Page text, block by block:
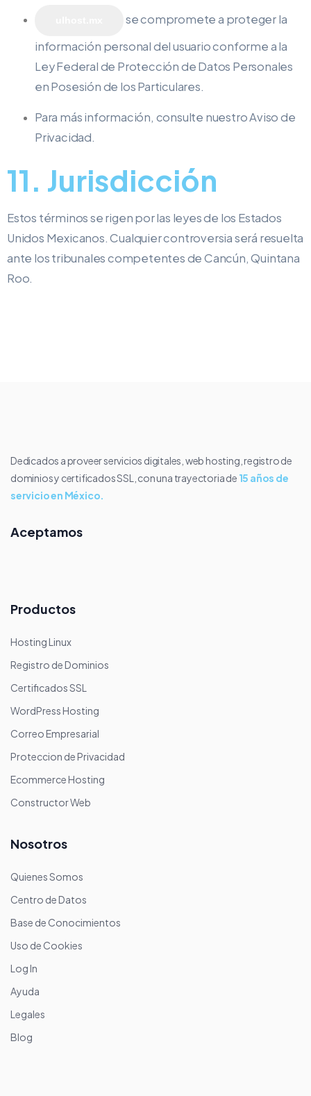
se compromete a proteger la
información personal del usuario conforme a la
Ley Federal de Protección de Datos Personales
en Posesión de los Particulares.
Para más información, consulte nuestro Aviso de
Privacidad.
11. Jurisdicción
Estos términos se rigen por las leyes de los Estados
Unidos Mexicanos. Cualquier controversia será resuelta
ante los tribunales competentes de Cancún, Quintana
Roo.
Dedicados a proveer servicios digitales, web hosting, registro de
dominios y certificados SSL, con una trayectoria de 15 años de
servicio en México.
Aceptamos
Productos
Hosting Linux
Registro de Dominios
Certificados SSL
WordPress Hosting
Correo Empresarial
Proteccion de Privacidad
Ecommerce Hosting
Constructor Web
Nosotros
Quienes Somos
Centro de Datos
Base de Conocimientos
Uso de Cookies
Log In
Ayuda
Legales
Blog